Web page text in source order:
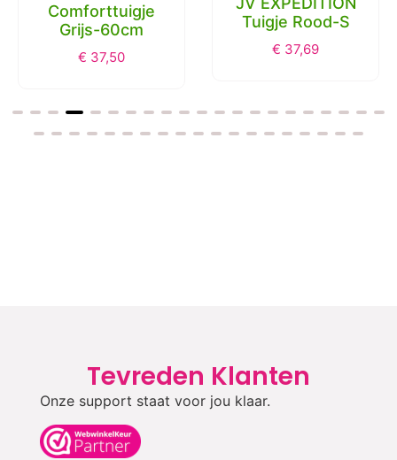
€37,69 €48,49
Onze support staat voor jou klaar.
★★★★★